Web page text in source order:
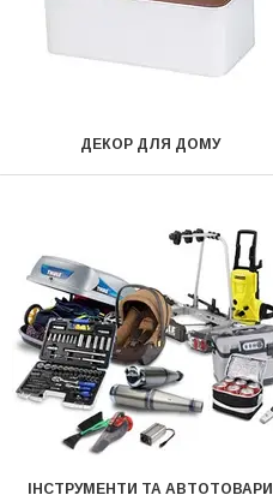
ДЕКОР ДЛЯ ДОМУ
ІНСТРУМЕНТИ ТА АВТОТОВАРИ